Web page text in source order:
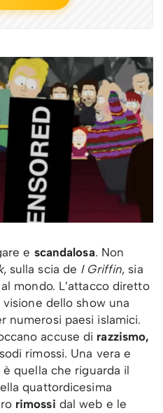
e scandalosa. Non
, sulla scia de I Griffin, sia
mondo. L’attacco diretto
visione dello show una
numerosi paesi islamici.
accuse di razzismo,
rimossi. Una vera e
quella che riguarda il
quattordicesima
rimossi dal web e le